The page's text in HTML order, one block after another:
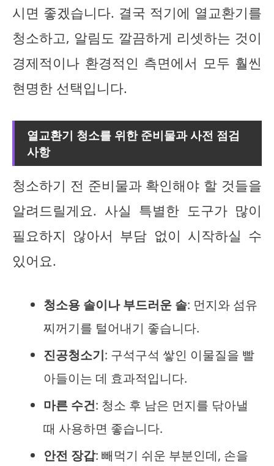
시면 좋겠습니다. 결국 적기에 열교환기를
청소하고, 알림도 깔끔하게 리셋하는 것이
경제적이나 환경적인 측면에서 모두 훨씬
현명한 선택입니다.
열교환기 청소를 위한 준비물과 사전 점검
사항
청소하기 전 준비물과 확인해야 할 것들을
알려드릴게요. 사실 특별한 도구가 많이
필요하지 않아서 부담 없이 시작하실 수
있어요.
청소용 솔이나 부드러운 솔: 먼지와 섬유
찌꺼기를 털어내기 좋습니다.
진공청소기: 구석구석 쌓인 이물질을 빨
아들이는 데 효과적입니다.
마른 수건: 청소 후 남은 먼지를 닦아낼
때 사용하면 좋습니다.
안전 장갑: 빼먹기 쉬운 부분인데, 손을